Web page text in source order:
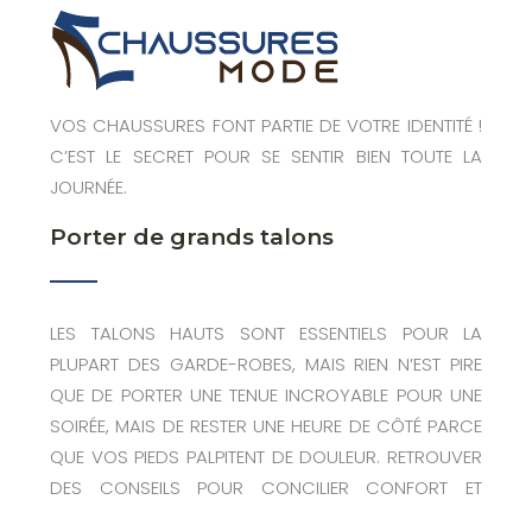
VOS CHAUSSURES FONT PARTIE DE VOTRE IDENTITÉ !
C’EST LE SECRET POUR SE SENTIR BIEN TOUTE LA
JOURNÉE.
Porter de grands talons
LES TALONS HAUTS SONT ESSENTIELS POUR LA
PLUPART DES GARDE-ROBES, MAIS RIEN N’EST PIRE
QUE DE PORTER UNE TENUE INCROYABLE POUR UNE
SOIRÉE, MAIS DE RESTER UNE HEURE DE CÔTÉ PARCE
QUE VOS PIEDS PALPITENT DE DOULEUR. RETROUVER
DES CONSEILS POUR CONCILIER CONFORT ET